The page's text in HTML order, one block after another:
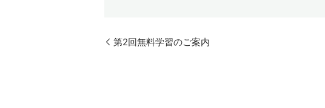
第2回無料学習のご案内